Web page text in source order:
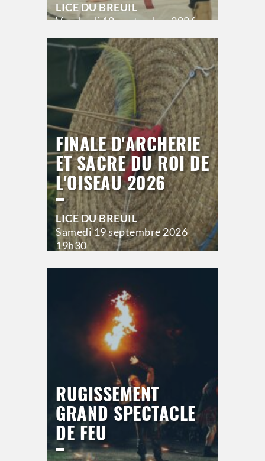
LICE DU BREUIL
Vendredi18 septembre 2026
Hors saison
FINALE D'ARCHERIE
ET SACRE DU ROI DE
L'OISEAU 2026
LICE DU BREUIL
Samedi19 septembre 2026
19h30
>Hors saison
RUGISSEMENT
GRAND SPECTACLE
DE FEU